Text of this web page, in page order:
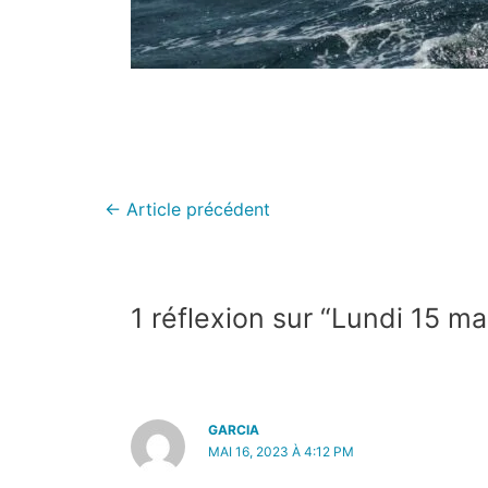
← Article précédent
1 réflexion sur “Lundi 15
GARCIA
MAI 16, 2023 À 4:12 PM